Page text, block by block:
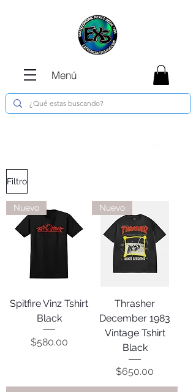
Menú
Filtro
Nuevo
Spitfire Vinz Tshirt
Black
Precio
$580.00
Nuevo
Thrasher
December 1983
Vintage Tshirt
Black
Precio
$650.00